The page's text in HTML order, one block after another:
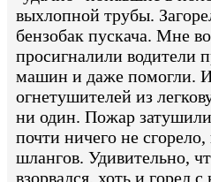
выхлопной трубы.
бензобак пускача. Мне
просигналили водители
машин и даже помогли.
огнетушителей из
ни один. Пожар
почти ничего не
шлангов. Удивительно,
взорвался, хоть и горел